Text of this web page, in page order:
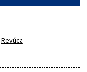
Revúca